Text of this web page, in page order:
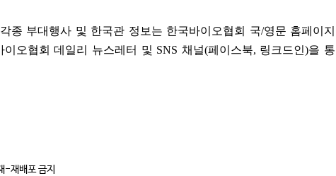
종 부대행사 및 한국관 정보는 한국바이오협회 국/영문 홈페이지
이오협회 데일리 뉴스레터 및 SNS 채널(페이스북, 링크드인)을 통
-재배포 금지